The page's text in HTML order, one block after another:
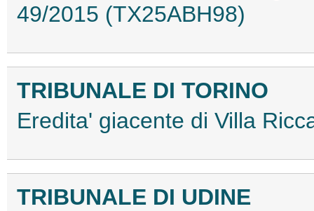
49/2015 (TX25ABH98)
TRIBUNALE DI TORINO
Eredita' giacente di Villa
TRIBUNALE DI UDINE